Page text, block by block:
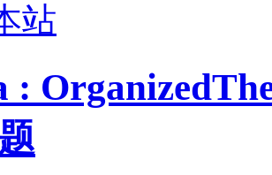
站
: